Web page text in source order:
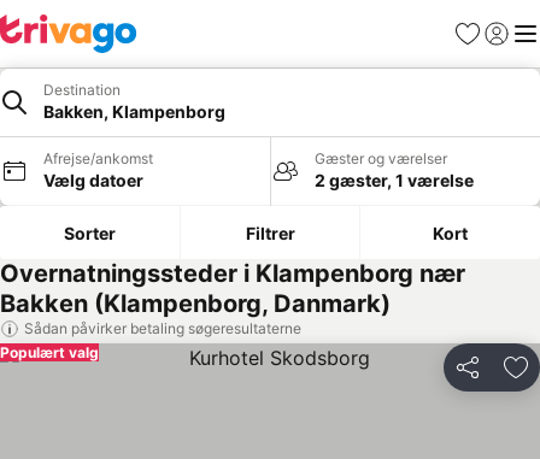
Favoritter
Log ind
Destination
Bakken, Klampenborg
Afrejse/ankomst
Vælg datoer
Gæster og værelser
2 gæster, 1 værelse
Sorter Filtrer Kort
Overnatningssteder i Klampenborg nær
Bakken (Klampenborg, Danmark)
Sådan påvirker betaling søgeresultaterne
Del
Populært valg